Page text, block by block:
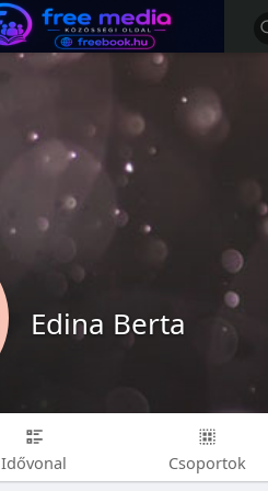
Edina Berta
Idővonal Csoportok